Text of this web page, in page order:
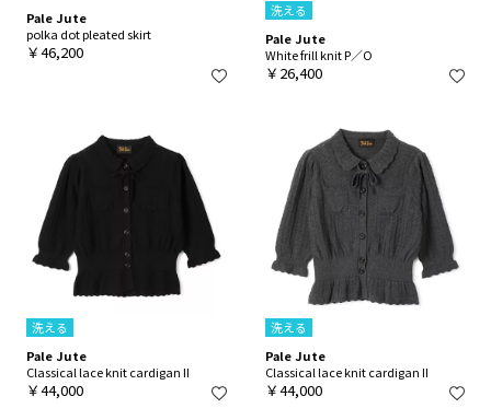
Pale Jute
polka dot pleated skirt
￥46,200
洗える
Pale Jute
White frill knit P／O
￥26,400
洗える
Pale Jute
Classical lace knit cardigan II
￥44,000
洗える
Pale Jute
Classical lace knit cardigan II
￥44,000